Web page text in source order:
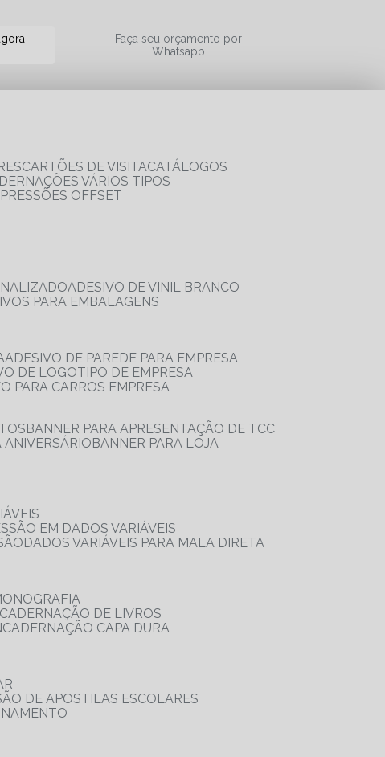
Faça seu orçamento por
Whatsapp
CARTÕES DE VISITA
CATÁLOGOS
VÁRIOS TIPOS
OFFSET
ADESIVO DE VINIL BRANCO
PARA EMBALAGENS
ADESIVO DE PAREDE PARA EMPRESA
DE LOGOTIPO DE EMPRESA
PARA CARROS EMPRESA
BANNER PARA APRESENTAÇÃO DE TCC
ANIVERSÁRIO
BANNER PARA LOJA
EM DADOS VARIÁVEIS
DADOS VARIÁVEIS PARA MALA DIRETA
DE LIVROS
CAPA DURA
DE APOSTILAS ESCOLARES